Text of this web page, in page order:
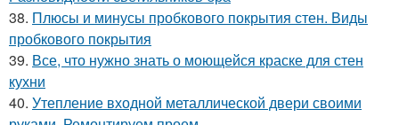
38. Плюсы и минусы пробкового покрытия стен. Виды
пробкового покрытия
39. Все, что нужно знать о моющейся краске для стен
кухни
40. Утепление входной металлической двери своими